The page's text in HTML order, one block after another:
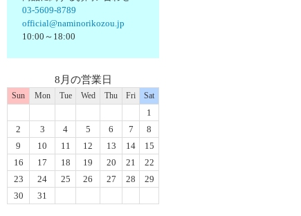
03-5609-8789
official@naminorikozou.jp
10:00～18:00
8月の営業日
Sun Mon Tue Wed Thu Fri Sat
1
2
3 4 5 6 7
8
9
10 11 12 13 14
15
16
17 18 19 20 21
22
23
24 25 26 27 28
29
30
31